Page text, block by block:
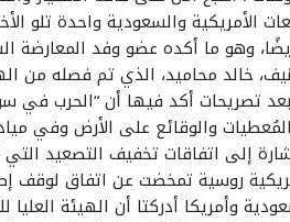
الأمريكية والسعودية واحدة تلو
وهو ما أكده عضو وفد المعارضة
خالد محاميد، الذي تم فصله من
تصريحات أكد فيها أن “الحرب في
والوقائع على الأرض وفي
إلى اتفاقات تخفيف التصعيد
روسية تمخضت عن اتفاق لوقف
وأمريكا أدركتا أن الهيئة العليا